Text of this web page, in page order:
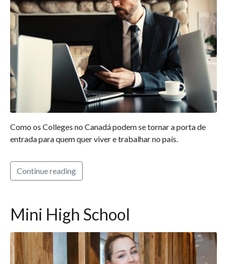
Como os Colleges no Canadá podem se tornar a porta de
entrada para quem quer viver e trabalhar no país.
Continue reading
Mini High School